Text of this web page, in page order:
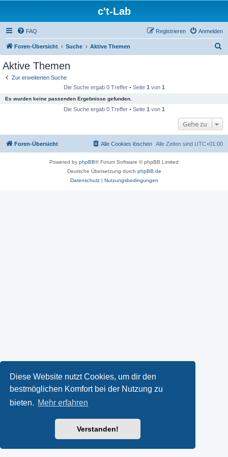
Diese Website nutzt Cookies, um dir den
bestmöglichen Komfort bei der Nutzung zu
bieten. Mehr erfahren
Verstanden!
c't-Lab
FAQ Anmelden
Registrieren
Foren-Übersicht Suche Aktive Themen
Aktive Themen
Zur erweiterten Suche
Die Suche ergab 0 Treffer • Seite 1 von 1
Es wurden keine passenden Ergebnisse gefunden.
Die Suche ergab 0 Treffer • Seite 1 von 1
Gehe zu
Foren-Übersicht Alle Zeiten sind UTC+01:00
Alle Cookies löschen
Powered by phpBB® Forum Software © phpBB Limited
Deutsche Übersetzung durch phpBB.de
Datenschutz| Nutzungsbedingungen